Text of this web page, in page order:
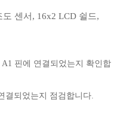
센서, 16x2 LCD 쉴드,
핀에 연결되었는지 확인합
결되었는지 점검합니다.